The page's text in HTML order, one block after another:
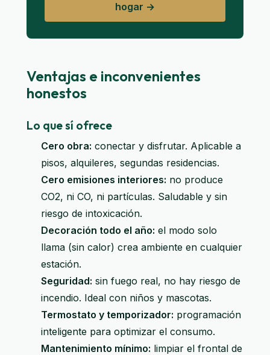
hogar →
Ventajas e inconvenientes
honestos
Lo que sí ofrece
Cero obra: conectar y disfrutar. Aplicable a
pisos, alquileres, segundas residencias.
Cero emisiones interiores: no produce
CO2, ni CO, ni partículas. Saludable y sin
riesgo de intoxicación.
Decoración todo el año: el modo solo
llama (sin calor) crea ambiente en cualquier
estación.
Seguridad: sin fuego real, no hay riesgo de
incendio. Ideal con niños y mascotas.
Termostato y temporizador: programación
inteligente para optimizar el consumo.
Mantenimiento mínimo: limpiar el frontal de